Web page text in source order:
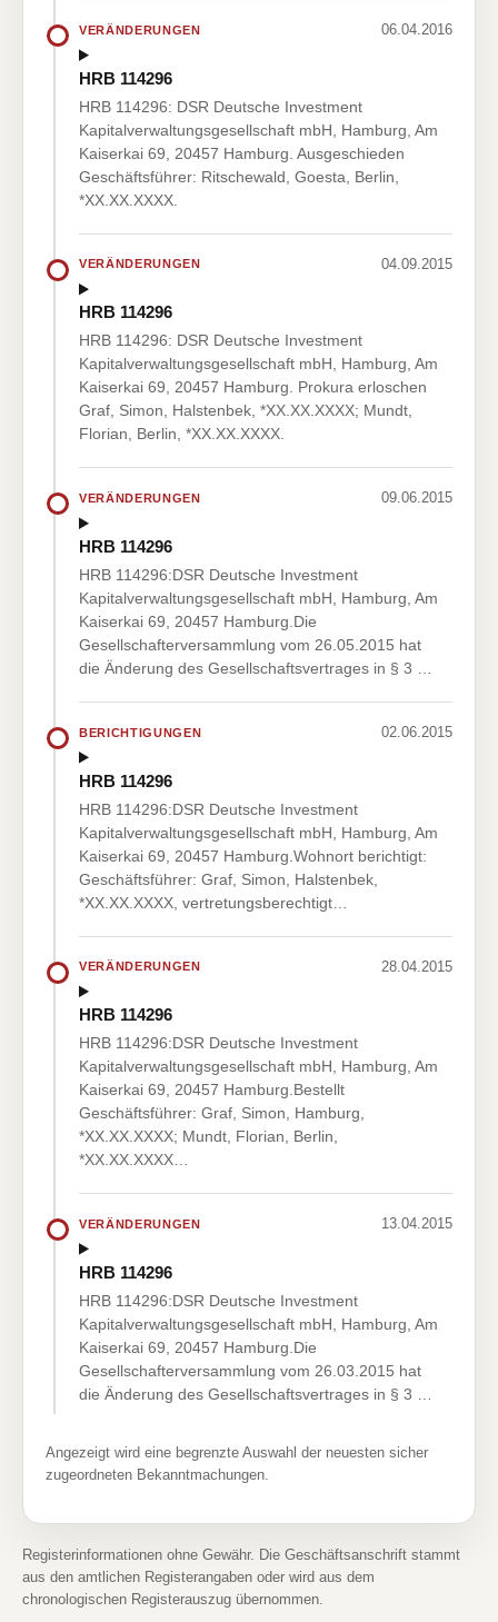
VERÄNDERUNGEN 06.04.2016
HRB 114296
HRB 114296: DSR Deutsche Investment
Kapitalverwaltungsgesellschaft mbH, Hamburg, Am
Kaiserkai 69, 20457 Hamburg. Ausgeschieden
Geschäftsführer: Ritschewald, Goesta, Berlin,
*XX.XX.XXXX.
VERÄNDERUNGEN 04.09.2015
HRB 114296
HRB 114296: DSR Deutsche Investment
Kapitalverwaltungsgesellschaft mbH, Hamburg, Am
Kaiserkai 69, 20457 Hamburg. Prokura erloschen
Graf, Simon, Halstenbek, *XX.XX.XXXX; Mundt,
Florian, Berlin, *XX.XX.XXXX.
VERÄNDERUNGEN 09.06.2015
HRB 114296
HRB 114296:DSR Deutsche Investment
Kapitalverwaltungsgesellschaft mbH, Hamburg, Am
Kaiserkai 69, 20457 Hamburg.Die
Gesellschafterversammlung vom 26.05.2015 hat
die Änderung des Gesellschaftsvertrages in § 3 …
BERICHTIGUNGEN 02.06.2015
HRB 114296
HRB 114296:DSR Deutsche Investment
Kapitalverwaltungsgesellschaft mbH, Hamburg, Am
Kaiserkai 69, 20457 Hamburg.Wohnort berichtigt:
Geschäftsführer: Graf, Simon, Halstenbek,
*XX.XX.XXXX, vertretungsberechtigt…
VERÄNDERUNGEN 28.04.2015
HRB 114296
HRB 114296:DSR Deutsche Investment
Kapitalverwaltungsgesellschaft mbH, Hamburg, Am
Kaiserkai 69, 20457 Hamburg.Bestellt
Geschäftsführer: Graf, Simon, Hamburg,
*XX.XX.XXXX; Mundt, Florian, Berlin,
*XX.XX.XXXX…
VERÄNDERUNGEN 13.04.2015
HRB 114296
HRB 114296:DSR Deutsche Investment
Kapitalverwaltungsgesellschaft mbH, Hamburg, Am
Kaiserkai 69, 20457 Hamburg.Die
Gesellschafterversammlung vom 26.03.2015 hat
die Änderung des Gesellschaftsvertrages in § 3 …
Angezeigt wird eine begrenzte Auswahl der neuesten sicher
zugeordneten Bekanntmachungen.
Registerinformationen ohne Gewähr. Die Geschäftsanschrift stammt
aus den amtlichen Registerangaben oder wird aus dem
chronologischen Registerauszug übernommen.